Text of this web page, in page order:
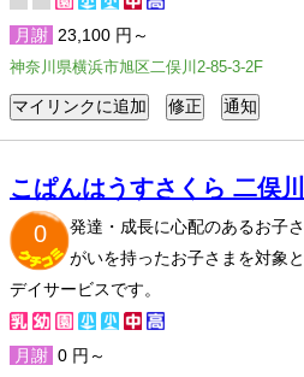
月謝 23,100 円～
神奈川県横浜市旭区二俣川2-85-3-2F
こぱんはうすさくら 二俣
0
発達・成長に心配のあるお子
がいを持ったお子さまを対象
デイサービスです。
月謝 0 円～